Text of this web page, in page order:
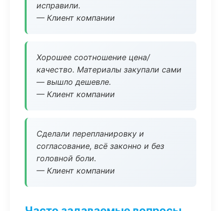
исправили.
— Клиент компании
Хорошее соотношение цена/
качество. Материалы закупали сами
— вышло дешевле.
— Клиент компании
Сделали перепланировку и
согласование, всё законно и без
головной боли.
— Клиент компании